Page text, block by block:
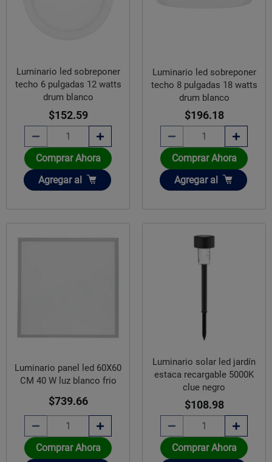
Luminario led sobreponer
techo 6 pulgadas 12 watts
drum blanco
$152.59
Comprar Ahora
Añadir
Agregar al
Luminario led sobreponer
techo 8 pulgadas 18 watts
drum blanco
$196.18
Comprar Ahora
Añadir
Agregar al
Luminario panel led 60X60
CM 40 W luz blanco frio
$739.66
Comprar Ahora
Luminario solar led jardín
estaca recargable 5000K
clue negro
$108.98
Comprar Ahora